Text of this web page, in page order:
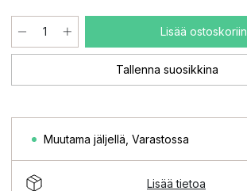
Lisää ostoskoriin
Tallenna suosikkina
Muutama jäljellä Varastossa
Lisää tietoa